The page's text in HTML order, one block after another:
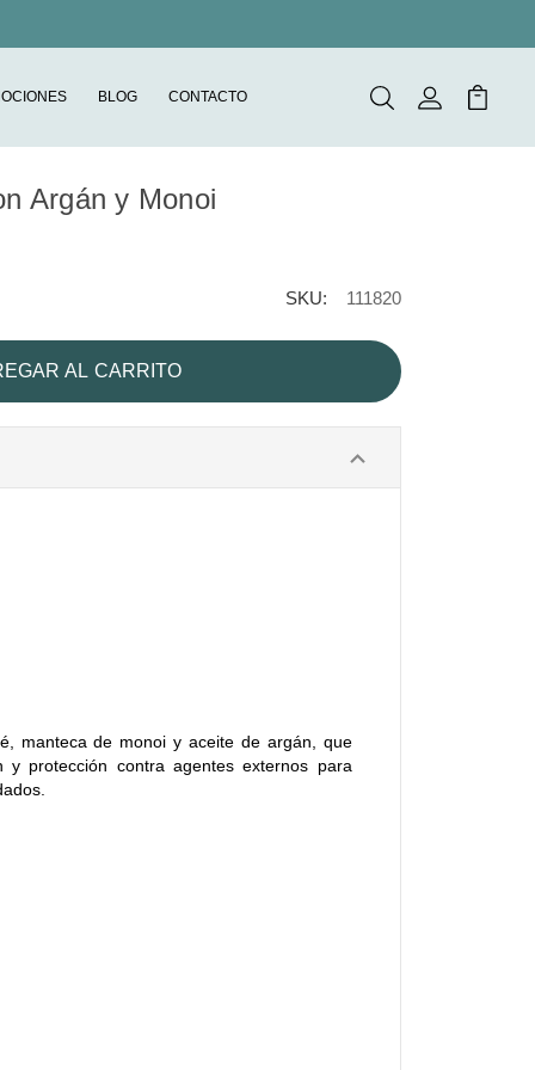
BLOG CONTACTO BuscarMi Cuenta
Mi
Argán y Monoi
SKU: 111820
manteca de monoi y aceite de argán, que
y protección contra agentes externos para